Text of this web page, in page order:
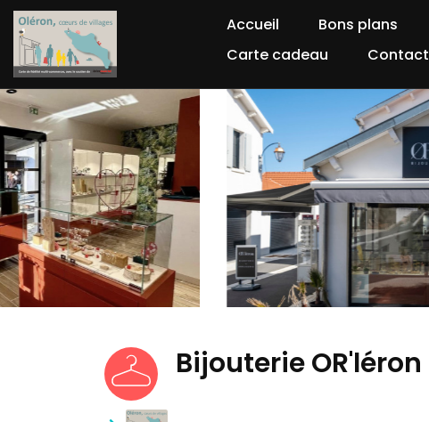
Accueil Bons plans
Carte cadeau
Contact
Bijouterie OR'léron